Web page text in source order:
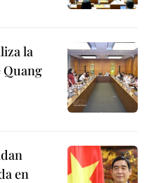
la
Quang
en